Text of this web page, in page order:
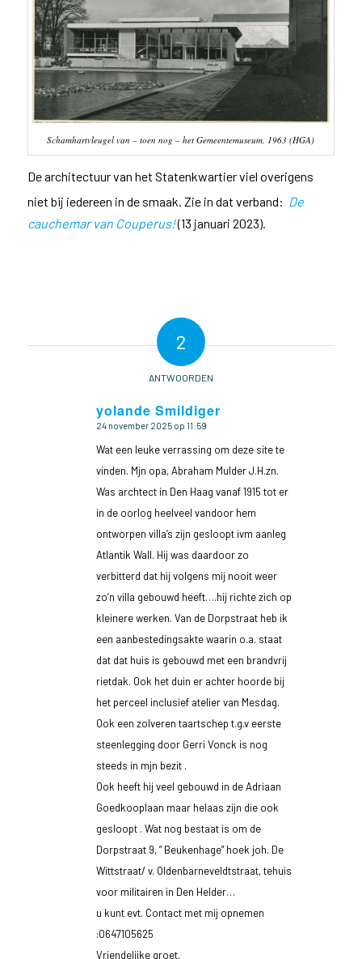
Schamhartvleugel van – toen nog – het Gemeentemuseum, 1963 (HGA)
De architectuur van het Statenkwartier viel overigens
niet bij iedereen in de smaak. Zie in dat verband: De
cauchemar van Couperus!(13 januari 2023).
2
ANTWOORDEN
yolande Smildiger
zegt:
24 november 2025 op 11:59
Wat een leuke verrassing om deze site te
vinden. Mjn opa, Abraham Mulder J.H.zn.
Was archtect in Den Haag vanaf 1915 tot er
in de oorlog heelveel vandoor hem
ontworpen villa’s zijn gesloopt ivm aanleg
Atlantik Wall. Hij was daardoor zo
verbitterd dat hij volgens mij nooit weer
zo’n villa gebouwd heeft….hij richte zich op
kleinere werken. Van de Dorpstraat heb ik
een aanbestedingsakte waarin o.a. staat
dat dat huis is gebouwd met een brandvrij
rietdak. Ook het duin er achter hoorde bij
het perceel inclusief atelier van Mesdag.
Ook een zolveren taartschep t.g.v eerste
steenlegging door Gerri Vonck is nog
steeds in mjn bezit .
Ook heeft hij veel gebouwd in de Adriaan
Goedkooplaan maar helaas zijn die ook
gesloopt . Wat nog bestaat is om de
Dorpstraat 9, ” Beukenhage” hoek joh. De
Wittstraat/ v. Oldenbarneveldtstraat, tehuis
voor militairen in Den Helder…
u kunt evt. Contact met mij opnemen
:0647105625
Vriendelijke groet,